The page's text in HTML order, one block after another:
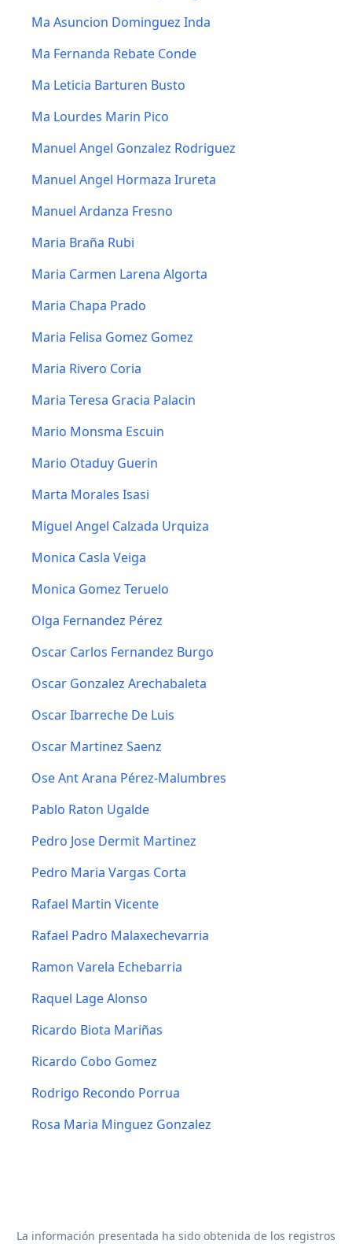
Ma Asuncion Dominguez Inda
Ma Fernanda Rebate Conde
Ma Leticia Barturen Busto
Ma Lourdes Marin Pico
Manuel Angel Gonzalez Rodriguez
Manuel Angel Hormaza Irureta
Manuel Ardanza Fresno
Maria Braña Rubi
Maria Carmen Larena Algorta
Maria Chapa Prado
Maria Felisa Gomez Gomez
Maria Rivero Coria
Maria Teresa Gracia Palacin
Mario Monsma Escuin
Mario Otaduy Guerin
Marta Morales Isasi
Miguel Angel Calzada Urquiza
Monica Casla Veiga
Monica Gomez Teruelo
Olga Fernandez Pérez
Oscar Carlos Fernandez Burgo
Oscar Gonzalez Arechabaleta
Oscar Ibarreche De Luis
Oscar Martinez Saenz
Ose Ant Arana Pérez-Malumbres
Pablo Raton Ugalde
Pedro Jose Dermit Martinez
Pedro Maria Vargas Corta
Rafael Martin Vicente
Rafael Padro Malaxechevarria
Ramon Varela Echebarria
Raquel Lage Alonso
Ricardo Biota Mariñas
Ricardo Cobo Gomez
Rodrigo Recondo Porrua
Rosa Maria Minguez Gonzalez
La información presentada ha sido obtenida de los registros